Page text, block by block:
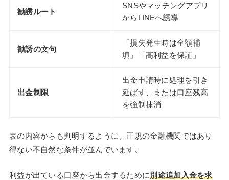
勧誘ルート
SNSやマッチングアプリ
からLINEへ誘導
勧誘の文句
「損失発生時は全額補
填」「高利益を保証」
出金制限
出金申請時に処理を引き
延ばす、または口座残高
を強制抹消
表の内容からも判明するように、正規の金融機関ではあり
得ない不自然な条件が並んでいます。
利益が出ている口座から出金するために別途追加入金を求